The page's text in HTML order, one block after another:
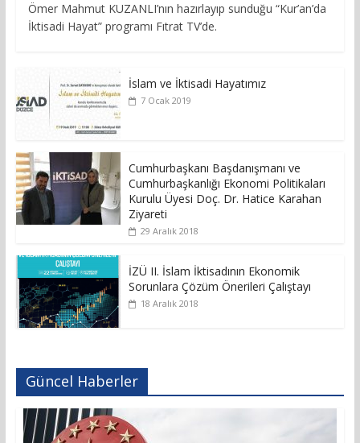
Ömer Mahmut KUZANLI’nın hazırlayıp sunduğu “Kur’an’da
İktisadi Hayat” programı Fıtrat TV’de.
İslam ve İktisadi Hayatımız
7 Ocak 2019
Cumhurbaşkanı Başdanışmanı ve
Cumhurbaşkanlığı Ekonomi Politikaları
Kurulu Üyesi Doç. Dr. Hatice Karahan
Ziyareti
29 Aralık 2018
İZÜ II. İslam İktisadının Ekonomik
Sorunlara Çözüm Önerileri Çalıştayı
18 Aralık 2018
Güncel Haberler